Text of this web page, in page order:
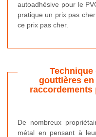
autoadhésive pour le
pratique un prix pas
ce prix pas cher.
Technique
gouttières en
raccordements
De nombreux
métal en pensant à